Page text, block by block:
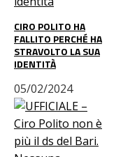
CIRO POLITO HA
FALLITO PERCHÉ HA
STRAVOLTO LA SUA
IDENTITÀ
05/02/2024